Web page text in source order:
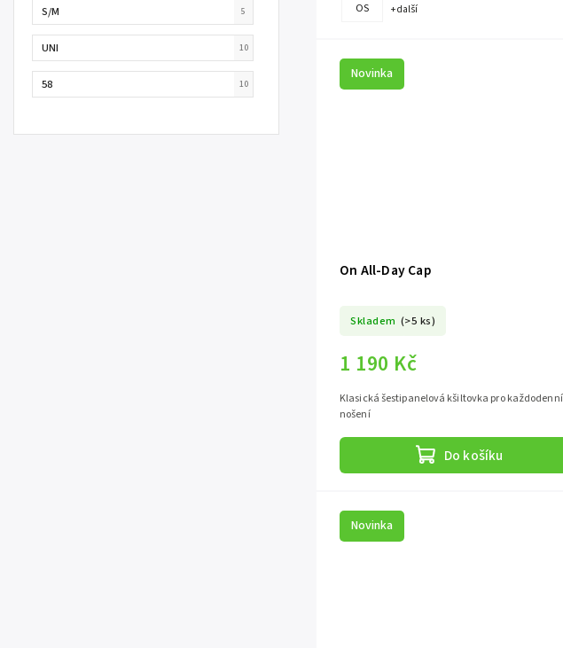
S/M 5
UNI 10
58 10
OS + další
Novinka
On All-Day Cap
Skladem (>5 ks)
1 190 Kč
Do košíku
Klasická šestipanelová kšiltovka pro každodenní
nošení
Novinka